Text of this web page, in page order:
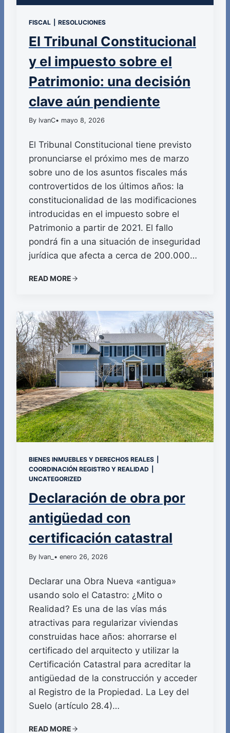
FISCAL RESOLUCIONES
El Tribunal Constitucional
y el impuesto sobre el
Patrimonio: una decisión
clave aún pendiente
By IvanC• mayo 8, 2026
El Tribunal Constitucional tiene previsto
pronunciarse el próximo mes de marzo
sobre uno de los asuntos fiscales más
controvertidos de los últimos años: la
constitucionalidad de las modificaciones
introducidas en el impuesto sobre el
Patrimonio a partir de 2021. El fallo
pondrá fin a una situación de inseguridad
jurídica que afecta a cerca de 200.000…
READ MORE
BIENES INMUEBLES Y DERECHOS REALES
COORDINACIÓN REGISTRO Y REALIDAD
UNCATEGORIZED
Declaración de obra por
antigüedad con
certificación catastral
By Ivan_ • enero 26, 2026
Declarar una Obra Nueva «antigua»
usando solo el Catastro: ¿Mito o
Realidad? Es una de las vías más
atractivas para regularizar viviendas
construidas hace años: ahorrarse el
certificado del arquitecto y utilizar la
Certificación Catastral para acreditar la
antigüedad de la construcción y acceder
al Registro de la Propiedad. La Ley del
Suelo (artículo 28.4)…
READ MORE